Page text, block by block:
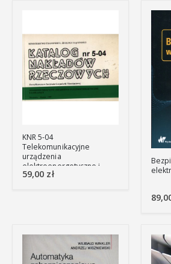
KNR 5-04
Telekomunikacyjne
urządzenia
elektroenergetyczne i
zasilające
59,00 zł